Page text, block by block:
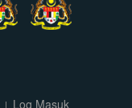
Log Masuk